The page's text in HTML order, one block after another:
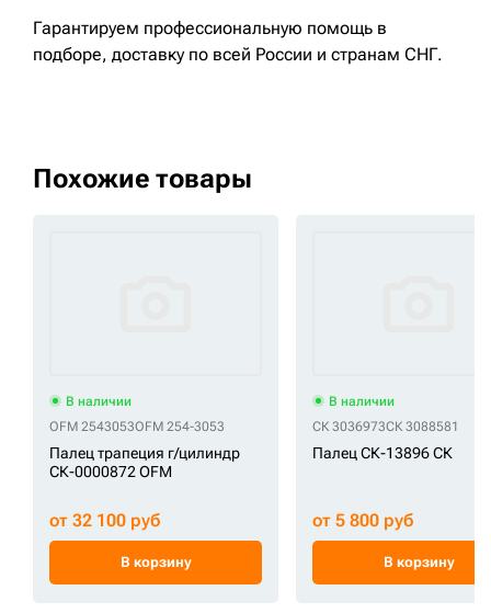
Гарантируем профессиональную помощь в
подборе, доставку по всей России и странам СНГ.
Похожие товары
В наличии
OFM 2543053OFM 254-3053
Палец трапеция г/цилиндр
СК-0000872 OFM
от 32 100 руб
В корзину
В наличии
СК 3036973СК 3088581
Палец СК-13896 СК
от 5 800 руб
В корзину